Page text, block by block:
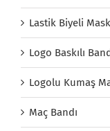
Lastik Biyeli
Logo Baskılı
Logolu Kumaş
Maç Bandı